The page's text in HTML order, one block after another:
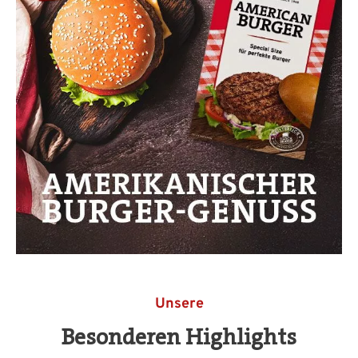
Unsere
Besonderen Highlights